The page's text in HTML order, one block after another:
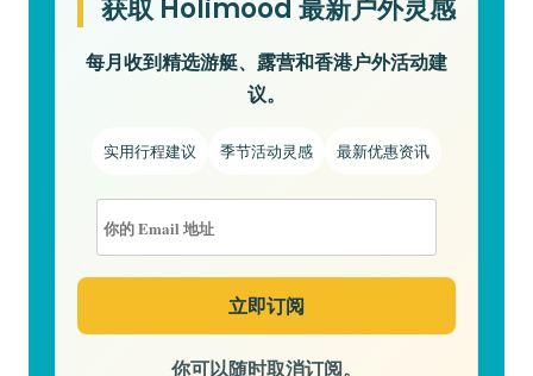
获取 Holimood 最新户外灵感
每月收到精选游艇、露营和香港户外活动建
议。
实用行程建议 季节活动灵感 最新优惠资讯
你可以随时取消订阅。